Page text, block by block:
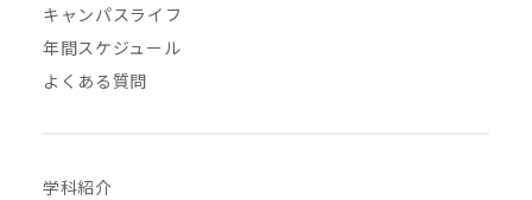
キャンパスライフ
年間スケジュール
よくある質問
学科紹介